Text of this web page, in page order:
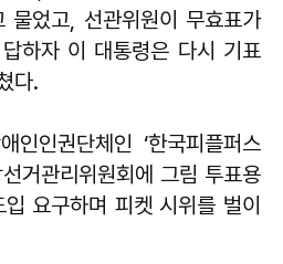
물었고, 선관위원이 무효표가
하자 이 대통령은 다시 기표
다.
인인권단체인 ‘한국피플퍼스
거관리위원회에 그림 투표용
요구하며 피켓 시위를 벌이